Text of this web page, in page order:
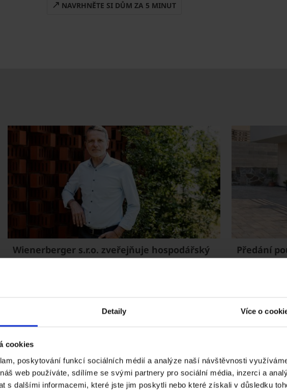
Detaily Více o
cookies
poskytování funkcí sociálních médií a analýze naší návštěvnosti
web používáte, sdílíme se svými partnery pro sociální média, inzerci a
s dalšími informacemi, které jste jim poskytli nebo které získali v důsledku
NAVRHNĚTE SI DŮM ZA 5 MINUT
Wienerberger s.r.o. zveřejňuje hospodářský
výsledek za rok 2025
3,65 miliardy korun, což představuje meziroční nárůst o
8,7 %. Zisk před zdaněním činil 171 milionů korun. V
meziročním srovnání jde o pokles o 45,3 %.
Předání
Předali jsme
Semmelrock v
... zobrazit více